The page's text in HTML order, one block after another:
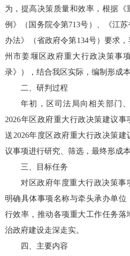
为，提高决策质量和效率，根据《
例》（国务院令第713号）、《江
办法》（省政府令第134号）要求
州市姜堰区政府重大行政决策事
录》），结合我区实际，编制形成本
二、研判过程
年初，区司法局向相关部门
2026年区政府重大行政决策建议
送2026年度区政府重大行政决策
议事项进行研究、筛选，最终形成本
三、目标任务
对区政府年度重大行政决策事
明确具体事项名称与牵头承办单位
行效率，推动各项重大工作任务落
治政府建设走深走实。
四、主要内容